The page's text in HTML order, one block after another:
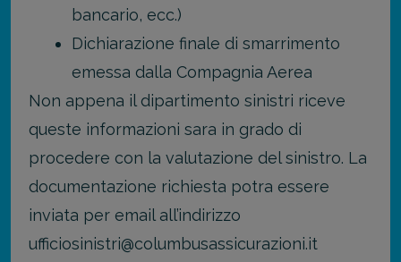
bancario, ecc.)
Dichiarazione finale di smarrimento
emessa dalla Compagnia Aerea
Non appena il dipartimento sinistri riceve
queste informazioni sara in grado di
procedere con la valutazione del sinistro. La
documentazione richiesta potra essere
inviata per email all’indirizzo
ufficiosinistri@columbusassicurazioni.it